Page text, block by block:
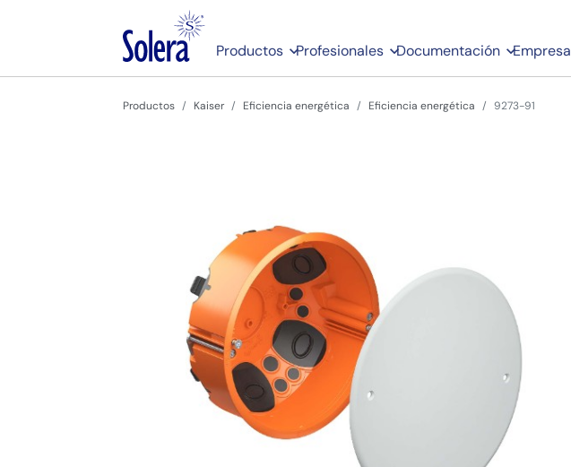
Productos Profesionales Documentación Empresa
Productos Kaiser Eficiencia energética Eficiencia energética 9273-91